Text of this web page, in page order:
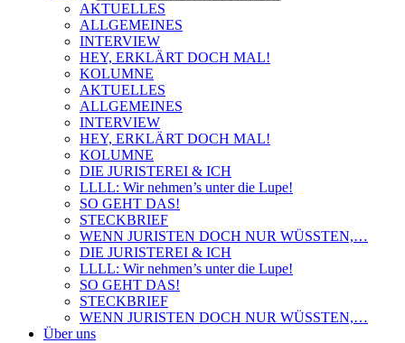
AKTUELLES
ALLGEMEINES
INTERVIEW
HEY, ERKLÄRT DOCH MAL!
KOLUMNE
AKTUELLES
ALLGEMEINES
INTERVIEW
HEY, ERKLÄRT DOCH MAL!
KOLUMNE
DIE JURISTEREI & ICH
LLLL: Wir nehmen’s unter die Lupe!
SO GEHT DAS!
STECKBRIEF
WENN JURISTEN DOCH NUR WÜSSTEN,…
DIE JURISTEREI & ICH
LLLL: Wir nehmen’s unter die Lupe!
SO GEHT DAS!
STECKBRIEF
WENN JURISTEN DOCH NUR WÜSSTEN,…
Über uns